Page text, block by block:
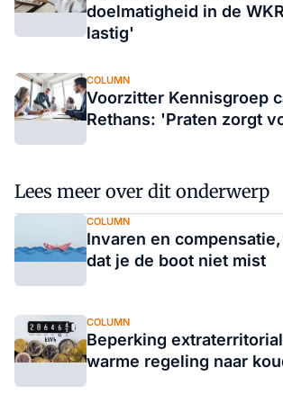
doelmatigheid in de
lastig'
COLUMN
Voorzitter Kennisgroep
Rethans: 'Praten zorgt
Lees meer over dit onderwerp
COLUMN
Invaren en
dat je de boot niet mist
COLUMN
Beperking
warme regeling naar